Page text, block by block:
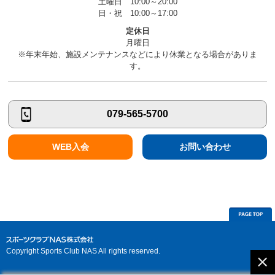
日・祝 10:00～17:00
定休日
月曜日
※年末年始、施設メンテナンスなどにより休業となる場合がありま
す。
079-565-5700
WEB入会 お問い合わせ
Copyright Sports Club NAS All rights reserved.